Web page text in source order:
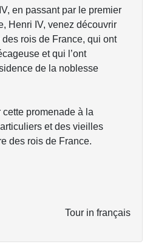
en passant par le premier
Henri IV, venez découvrir
des rois de France, qui ont
et qui l’ont
de la noblesse
promenade à la
et des vieilles
des rois de France.
Tour in français